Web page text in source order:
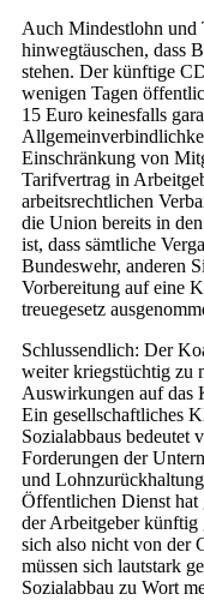
Auch Mindestlohn und
hinwegtäuschen, dass
stehen. Der künftige
wenigen Tagen
15 Euro keinesfalls
Einschränkung von
Tarifvertrag in
arbeitsrechtlichen
die Union bereits in
ist, dass sämtliche
Bundeswehr, anderen
Vorbereitung auf eine
treuegesetz
Schlussendlich: Der
weiter kriegstüchtig zu
Auswirkungen auf das
Ein gesellschaftliches
Sozialabbaus
Forderungen der
und
Öffentlichen Dienst
der Arbeitgeber künftig
sich also nicht von der
müssen sich lautstark
Sozialabbau zu Wort